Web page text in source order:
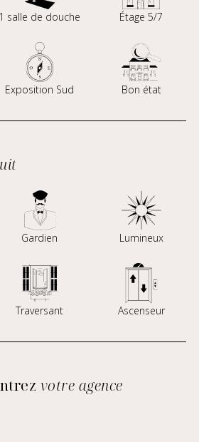
1 salle de douche Étage 5/7
Exposition Sud Bon état
Gardien Lumineux
Traversant Ascenseur
votre agence